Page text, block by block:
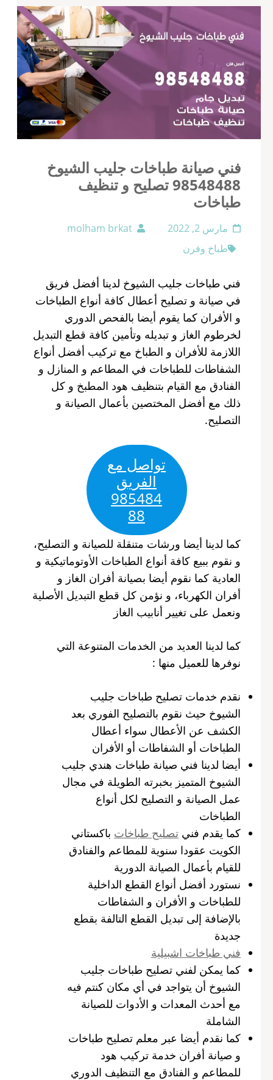
فني صيانة طباخات جليب الشيوخ
98548488 تصليح و تنظيف
طباخات
مارس 2, 2022
molham brkat
طباخ وفرن
فني طباخات جليب الشيوخ لدينا أفضل فريق
في صيانة و تصليح أعطال كافة أنواع الطباخات
و الأفران كما يقوم أيضا بالفحص الدوري
لخرطوم الغاز و تبديله وتأمين كافة قطع التبديل
اللازمة للأفران و الطباخ مع تركيب أفضل أنواع
الشفاطات للطباخات في المطاعم و المنازل و
الفنادق مع القيام بتنظيف هود المطبخ و كل
ذلك مع أفضل المختصين بأعمال الصيانة و
التصليح.
تواصل مع
الفريق
985484
88
كما لدينا أيضا ورشات متنقلة للصيانة و التصليح،
و نقوم ببيع كافة أنواع الطباخات الأوتوماتيكية و
العادية كما نقوم أيضا بصيانة أفران الغاز و
أفران الكهرباء، و نؤمن كل قطع التبديل الأصلية
ونعمل على تغيير أنابيب الغاز
كما لدينا العديد من الخدمات المتنوعة التي
نوفرها للعميل منها :
نقدم خدمات تصليح طباخات جليب
الشيوخ حيث نقوم بالتصليح الفوري بعد
الكشف عن الأعطال سواء أعطال
الطباخات أو الشفاطات أو الأفران
أيضا لدينا فني صيانة طباخات هندي جليب
الشيوخ المتميز بخبرته الطويلة في مجال
عمل الصيانة و التصليح لكل أنواع
الطباخات
كما يقدم فني تصليح طباخات باكستاني
الكويت عقودا سنوية للمطاعم والفنادق
للقيام بأعمال الصيانة الدورية
نستورد أفضل أنواع القطع الداخلية
للطباخات و الأفران و الشفاطات
بالإضافة إلى تبديل القطع التالفة بقطع
جديدة
فني طباخات اشبيلية
كما يمكن لفني تصليح طباخات جليب
الشيوخ أن يتواجد في أي مكان كنتم فيه
مع أحدث المعدات و الأدوات للصيانة
الشاملة
كما نقدم أيضا عبر معلم تصليح طباخات
و صيانة أفران خدمة تركيب هود
للمطاعم و الفنادق مع التنظيف الدوري